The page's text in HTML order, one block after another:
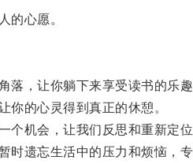
心愿。
，让你躺下来享受读书的乐趣
的心灵得到真正的休憩。
机会，让我们反思和重新定位
遗忘生活中的压力和烦恼，专